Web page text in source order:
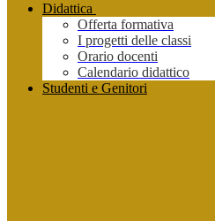
Didattica
Offerta formativa
I progetti delle classi
Orario docenti
Calendario didattico
Studenti e Genitori